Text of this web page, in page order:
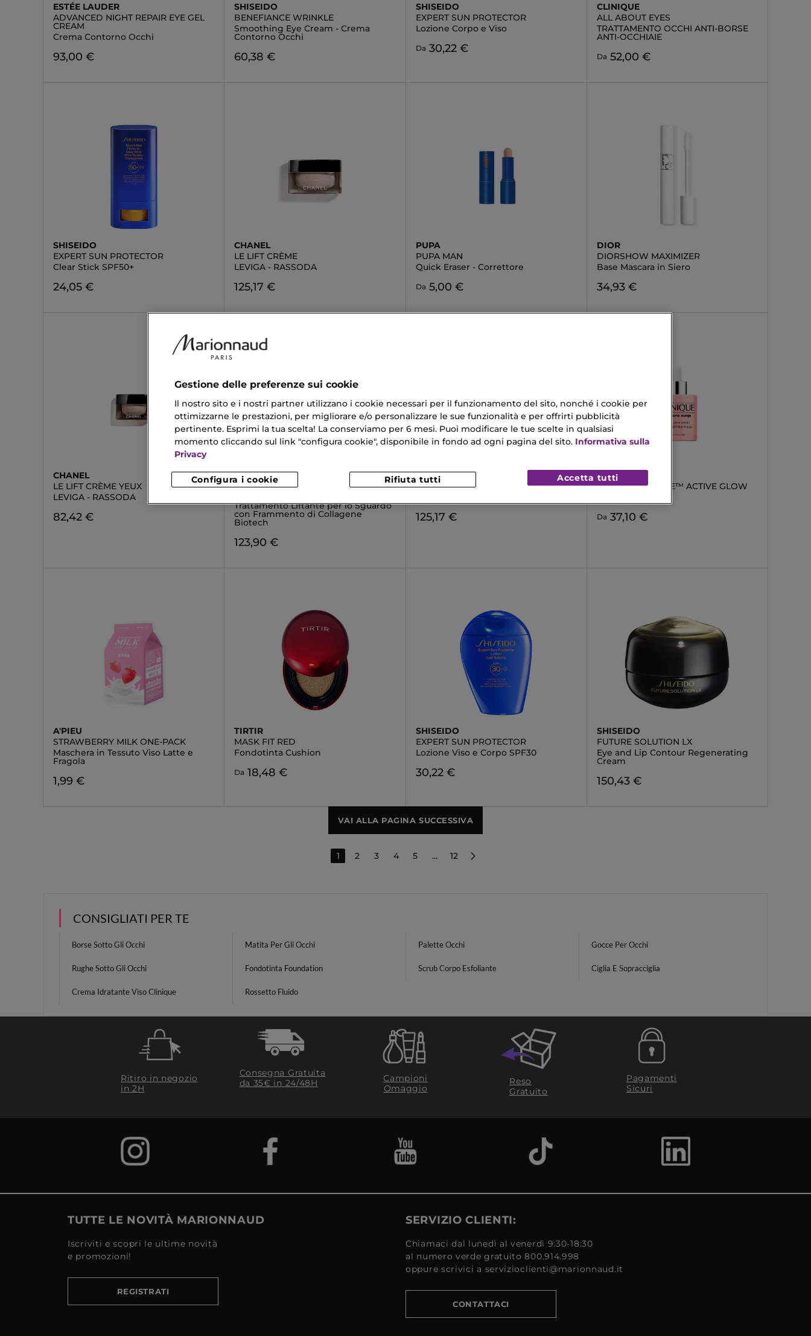
ESTÉE LAUDER
ADVANCED NIGHT REPAIR EYE GEL
CREAM
Crema Contorno Occhi
93,00 €
SHISEIDO
BENEFIANCE WRINKLE
Smoothing Eye Cream - Crema
Contorno Occhi
60,38 €
SHISEIDO
EXPERT SUN PROTECTOR
Lozione Corpo e Viso
Da 30,22 €
CLINIQUE
ALL ABOUT EYES
TRATTAMENTO OCCHI ANTI-BORSE
ANTI-OCCHIAIE
Da 52,00 €
SHISEIDO
EXPERT SUN PROTECTOR
Clear Stick SPF50+
24,05 €
CHANEL
LE LIFT CRÈME
LEVIGA - RASSODA
125,17 €
PUPA
PUPA MAN
Quick Eraser - Correttore
Da 5,00 €
DIOR
DIORSHOW MAXIMIZER
Base Mascara in Siero
34,93 €
CHANEL
LE LIFT CRÈME YEUX
LEVIGA - RASSODA
82,42 €
DIOR
DIOR CAPTURE PRO-COLLAGEN
Trattamento Liftante per lo Sguardo
con Frammento di Collagene
Biotech
123,90 €
CHANEL
LE LIFT CRÈME FINE
125,17 €
CLINIQUE
MOISTURE SURGE™ ACTIVE GLOW
Da 37,10 €
A'PIEU
STRAWBERRY MILK ONE-PACK
Maschera in Tessuto Viso Latte e
Fragola
1,99 €
TIRTIR
MASK FIT RED
Fondotinta Cushion
Da 18,48 €
SHISEIDO
EXPERT SUN PROTECTOR
Lozione Viso e Corpo SPF30
30,22 €
SHISEIDO
FUTURE SOLUTION LX
Eye and Lip Contour Regenerating
Cream
150,43 €
VAI ALLA PAGINA SUCCESSIVA
1 2 3 4 5 ... 12
CONSIGLIATI PER TE
Borse Sotto Gli Occhi Matita Per Gli Occhi Palette Occhi Gocce Per Occhi
Rughe Sotto Gli Occhi Fondotinta Foundation Scrub Corpo Esfoliante Ciglia E Sopracciglia
Crema Idratante Viso Clinique Rossetto Fluido
Ritiro in negozio
in 2H
Consegna Gratuita
da 35€​ in 24/48H
Campioni
Omaggio
Reso
Gratuito
Pagamenti
Sicuri
TUTTE LE NOVITÀ MARIONNAUD
Iscriviti e scopri le ultime novità
e promozioni!
REGISTRATI
SERVIZIO CLIENTI:
Chiamaci dal lunedì al venerdì 9:30-18:30
al numero verde gratuito 800.914.998
oppure scrivici a servizioclienti@marionnaud.it
CONTATTACI
Gestione delle preferenze sui cookie
Il nostro sito e i nostri partner utilizzano i cookie necessari per il funzionamento del sito, nonché i cookie per
ottimizzarne le prestazioni, per migliorare e/o personalizzare le sue funzionalità e per offrirti pubblicità
pertinente. Esprimi la tua scelta! La conserviamo per 6 mesi. Puoi modificare le tue scelte in qualsiasi
momento cliccando sul link "configura cookie", disponibile in fondo ad ogni pagina del sito. Informativa sulla
Privacy
Configura i cookie Rifiuta tutti Accetta tutti